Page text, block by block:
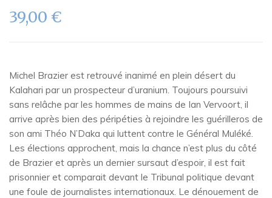
39,00 €
Michel Brazier est retrouvé inanimé en plein désert du
Kalahari par un prospecteur d’uranium. Toujours poursuivi
sans relâche par les hommes de mains de Ian Vervoort, il
arrive après bien des péripéties à rejoindre les guérilleros de
son ami Théo N’Daka qui luttent contre le Général Muléké.
Les élections approchent, mais la chance n’est plus du côté
de Brazier et après un dernier sursaut d’espoir, il est fait
prisonnier et comparait devant le Tribunal politique devant
une foule de journalistes internationaux. Le dénouement de